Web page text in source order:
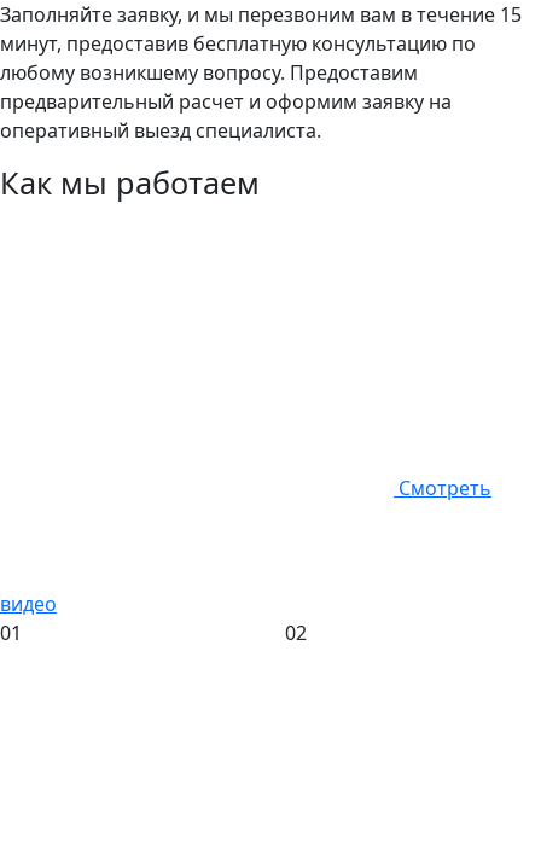
Заполняйте заявку, и мы перезвоним вам в течение 15
минут, предоставив бесплатную консультацию по
любому возникшему вопросу. Предоставим
предварительный расчет и оформим заявку на
оперативный выезд специалиста.
Как мы работаем
Смотреть
видео
01
02